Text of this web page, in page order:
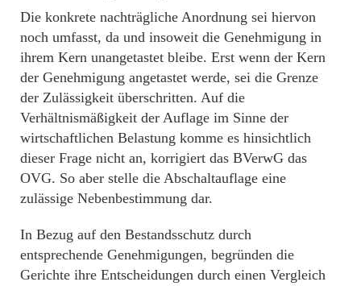
Die konkrete nachträgliche Anordnung sei hiervon
noch umfasst, da und insoweit die Genehmigung in
ihrem Kern unangetastet bleibe. Erst wenn der Kern
der Genehmigung angetastet werde, sei die Grenze
der Zulässigkeit überschritten. Auf die
Verhältnismäßigkeit der Auflage im Sinne der
wirtschaftlichen Belastung komme es hinsichtlich
dieser Frage nicht an, korrigiert das BVerwG das
OVG. So aber stelle die Abschaltauflage eine
zulässige Nebenbestimmung dar.
In Bezug auf den Bestandsschutz durch
entsprechende Genehmigungen, begründen die
Gerichte ihre Entscheidungen durch einen Vergleich